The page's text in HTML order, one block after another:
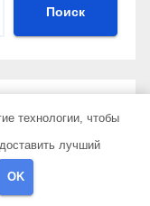
Поиск
Полное
технологии, чтобы
лучший
OK